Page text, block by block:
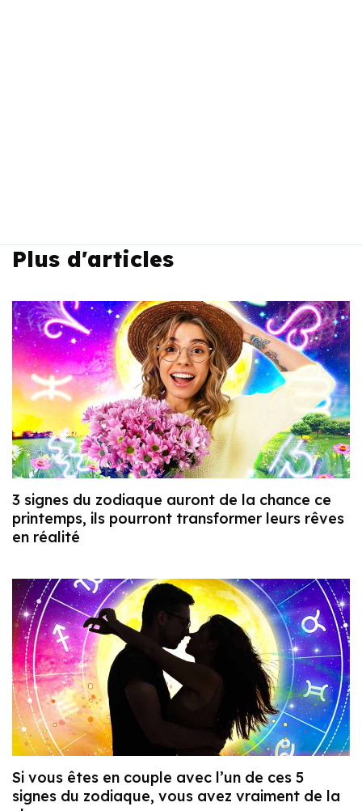
Plus d'articles
3 signes du zodiaque auront de la chance ce
printemps, ils pourront transformer leurs rêves
en réalité
Si vous êtes en couple avec l’un de ces 5
signes du zodiaque, vous avez vraiment de la